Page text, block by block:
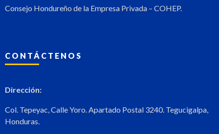
Consejo Hondureño de la Empresa Privada – COHEP.
CONTÁCTENOS
Dirección:
Col. Tepeyac, Calle Yoro. Apartado Postal 3240. Tegucigalpa,
Honduras.